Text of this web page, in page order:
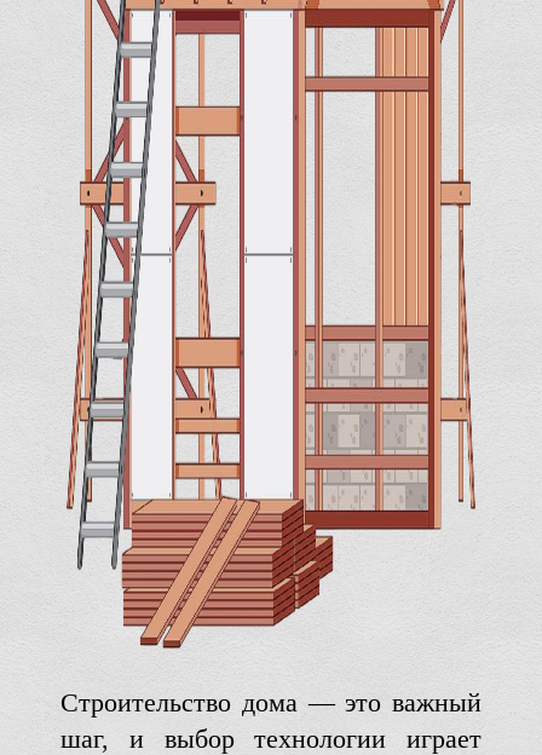
Строительство дома — это важный
шаг, и выбор технологии играет